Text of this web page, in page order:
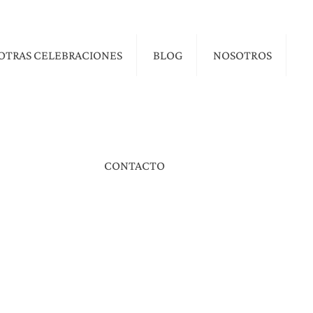
CELEBRACIONES BLOG NOSOTROS
CONTACTO